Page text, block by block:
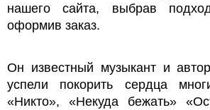
нашего сайта, выбрав
оформив заказ.
Он известный музыкант и
успели покорить сердца
«Никто», «Некуда бежать»